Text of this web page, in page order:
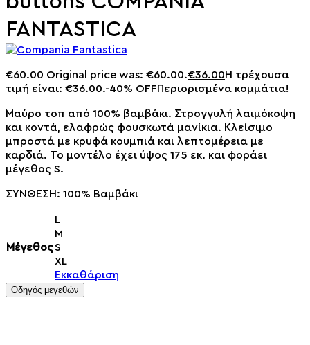
FANTASTICA
€60.00 Original price was: €60.00.€36.00Η τρέχουσα
τιμή είναι: €36.00.-40% OFFΠεριορισμένα κομμάτια!
Μαύρο τοπ από 100% βαμβάκι. Στρογγυλή λαιμόκοψη
και κοντά, ελαφρώς φουσκωτά μανίκια. Κλείσιμο
μπροστά με κρυφά κουμπιά και λεπτομέρεια με
καρδιά. Το μοντέλο έχει ύψος 175 εκ. και φοράει
μέγεθος S.
ΣΥΝΘΕΣΗ: 100% Βαμβάκι
Μέγεθος
L
M
S
XL
Εκκαθάριση
Οδηγός μεγεθών